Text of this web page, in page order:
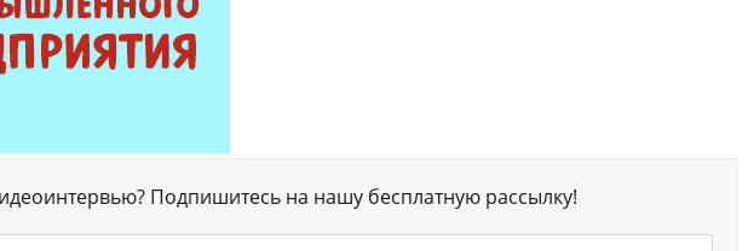
Подпишитесь на нашу бесплатную рассылку!